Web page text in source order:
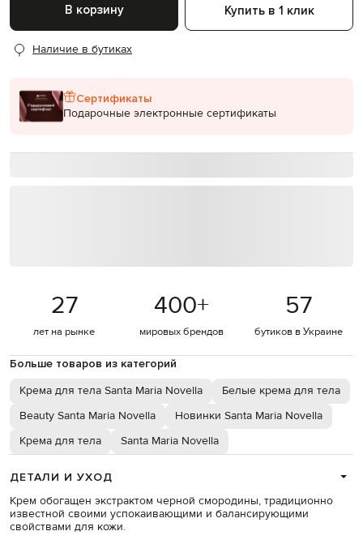
В корзину Купить в 1 клик
Наличие в бутиках
Сертификаты
Подарочные электронные сертификаты
27
лет на рынке
400+
мировых брендов
57
бутиков в Украине
Больше товаров из категорий
Крема для тела Santa Maria Novella
Белые крема для тела
Beauty Santa Maria Novella
Новинки Santa Maria Novella
Крема для тела
Santa Maria Novella
ДЕТАЛИ И УХОД
Крем обогащен экстрактом черной смородины, традиционно
известной своими успокаивающими и балансирующими
свойствами для кожи.